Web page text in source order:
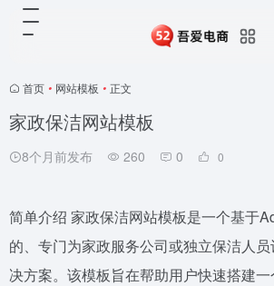
首页 • 网站模板 • 正文
家政保洁网站模板
8个月前发布 260 0 0
简单介绍 家政保洁网站模板是一个基于
的、专门为家政服务公司或独立保洁人
决方案。该模板旨在帮助用户快速搭建